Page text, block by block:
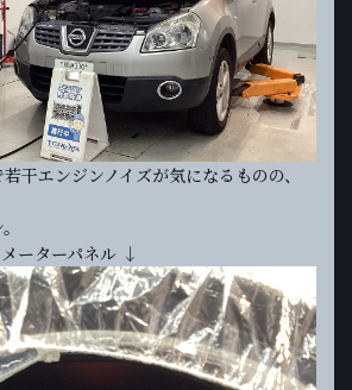
干エンジンノイズが気になるものの、
ーターパネル ↓